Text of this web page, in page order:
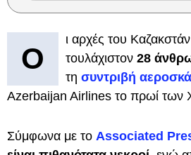
Ο
ι αρχές του
τουλάχιστον 28
τη συντριβή
Azerbaijan Airlines το πρωί των
Σύμφωνα με το Associated